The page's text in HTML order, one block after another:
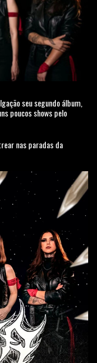
seu segundo álbum,
poucos shows pelo
nas paradas da